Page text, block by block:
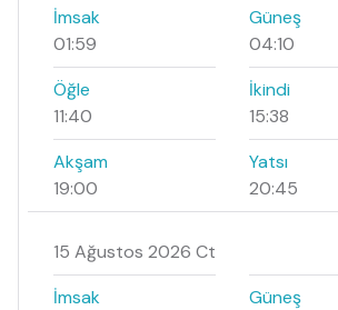
İmsak
01:59
Güneş
04:10
Öğle
11:40
İkindi
15:38
Akşam
19:00
Yatsı
20:45
15 Ağustos 2026 Ct
İmsak
Güneş